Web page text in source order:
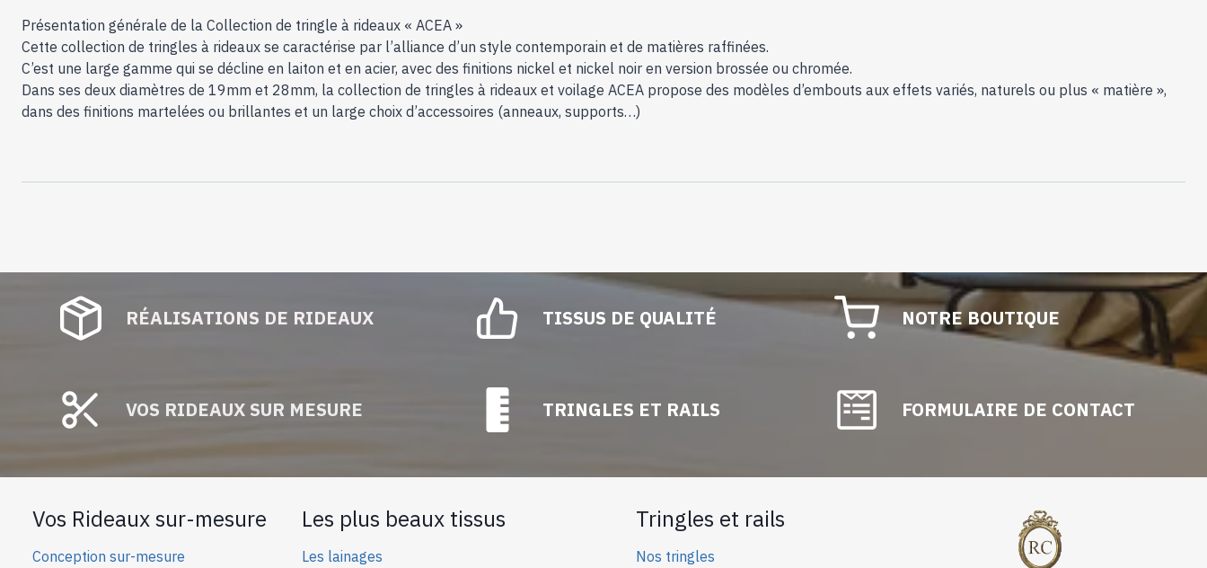
Présentation générale de la Collection de tringle à rideaux « ACEA »
Cette collection de tringles à rideaux se caractérise par l’alliance d’un style contemporain et de matières raffinées.
C’est une large gamme qui se décline en laiton et en acier, avec des finitions nickel et nickel noir en version brossée ou chromée.
Dans ses deux diamètres de 19mm et 28mm, la collection de tringles à rideaux et voilage ACEA propose des modèles d’embouts aux effets variés, naturels ou plus « matière »,
dans des finitions martelées ou brillantes et un large choix d’accessoires (anneaux, supports…)
RÉALISATIONS DE RIDEAUX
VOS RIDEAUX SUR MESURE
TISSUS DE QUALITÉ
TRINGLES ET RAILS
NOTRE BOUTIQUE
FORMULAIRE DE CONTACT
Vos Rideaux sur-mesure
Conception sur-mesure
Les plus beaux tissus
Les lainages
Tringles et rails
Nos tringles